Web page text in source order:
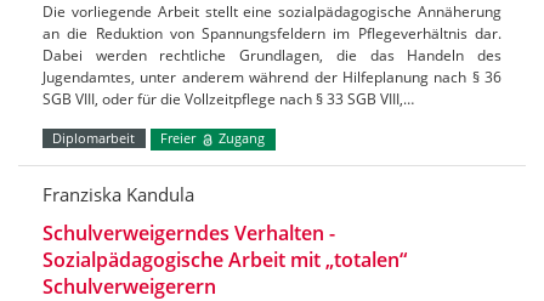
Die vorliegende Arbeit stellt eine sozialpädagogische Annäherung
an die Reduktion von Spannungsfeldern im Pflegeverhältnis dar.
Dabei werden rechtliche Grundlagen, die das Handeln des
Jugendamtes, unter anderem während der Hilfeplanung nach § 36
SGB VIII, oder für die Vollzeitpflege nach § 33 SGB VIII,…
Diplomarbeit Freier Zugang
Franziska Kandula
Schulverweigerndes Verhalten -
Sozialpädagogische Arbeit mit „totalen“
Schulverweigerern